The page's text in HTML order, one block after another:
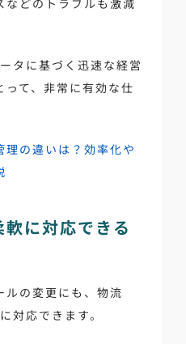
タに基づく迅速な経営
て、非常に有効な仕
理の違いは？効率化や
に対応できる
ルの変更にも、物流
対応できます。